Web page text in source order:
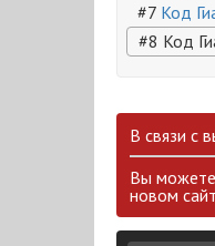
#7 Код
#8 Код
В связи с
Вы
новом